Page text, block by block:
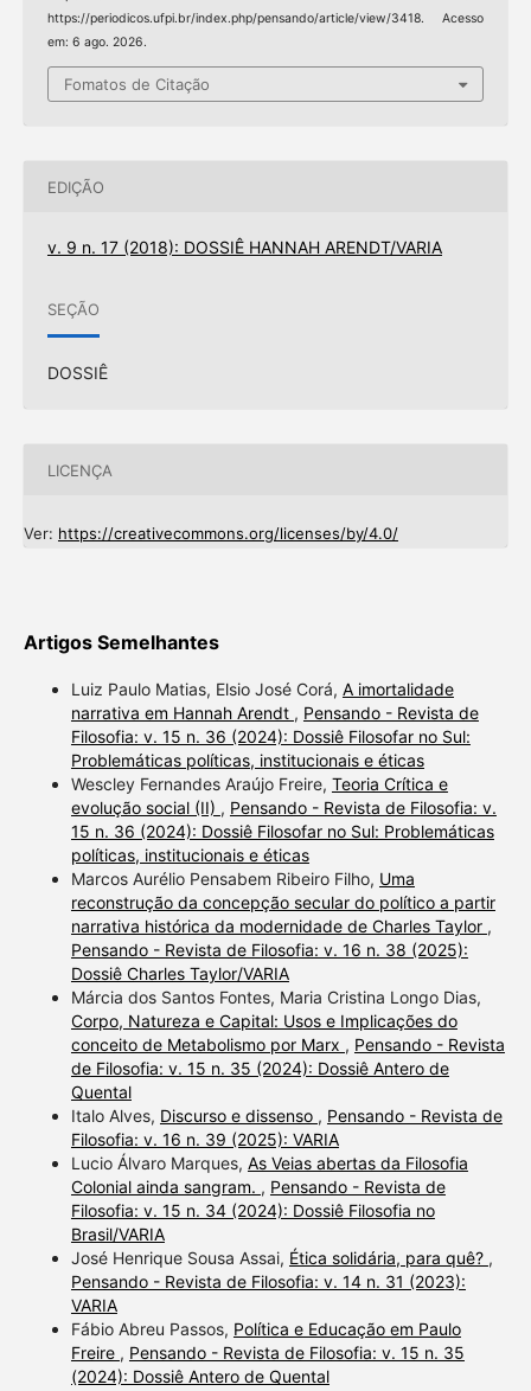
https://periodicos.ufpi.br/index.php/pensando/article/view/3418. Acesso
em: 6 ago. 2026.
Fomatos de Citação
EDIÇÃO
v. 9 n. 17 (2018): DOSSIÊ HANNAH ARENDT/VARIA
SEÇÃO
DOSSIÊ
LICENÇA
Ver: https://creativecommons.org/licenses/by/4.0/
Artigos Semelhantes
Luiz Paulo Matias, Elsio José Corá, A imortalidade
narrativa em Hannah Arendt , Pensando - Revista de
Filosofia: v. 15 n. 36 (2024): Dossiê Filosofar no Sul:
Problemáticas políticas, institucionais e éticas
Wescley Fernandes Araújo Freire, Teoria Crítica e
evolução social (II) , Pensando - Revista de Filosofia: v.
15 n. 36 (2024): Dossiê Filosofar no Sul: Problemáticas
políticas, institucionais e éticas
Marcos Aurélio Pensabem Ribeiro Filho, Uma
reconstrução da concepção secular do político a partir
narrativa histórica da modernidade de Charles Taylor ,
Pensando - Revista de Filosofia: v. 16 n. 38 (2025):
Dossiê Charles Taylor/VARIA
Márcia dos Santos Fontes, Maria Cristina Longo Dias,
Corpo, Natureza e Capital: Usos e Implicações do
conceito de Metabolismo por Marx , Pensando - Revista
de Filosofia: v. 15 n. 35 (2024): Dossiê Antero de
Quental
Italo Alves, Discurso e dissenso , Pensando - Revista de
Filosofia: v. 16 n. 39 (2025): VARIA
Lucio Álvaro Marques, As Veias abertas da Filosofia
Colonial ainda sangram. , Pensando - Revista de
Filosofia: v. 15 n. 34 (2024): Dossiê Filosofia no
Brasil/VARIA
José Henrique Sousa Assai, Ética solidária, para quê? ,
Pensando - Revista de Filosofia: v. 14 n. 31 (2023):
VARIA
Fábio Abreu Passos, Política e Educação em Paulo
Freire , Pensando - Revista de Filosofia: v. 15 n. 35
(2024): Dossiê Antero de Quental